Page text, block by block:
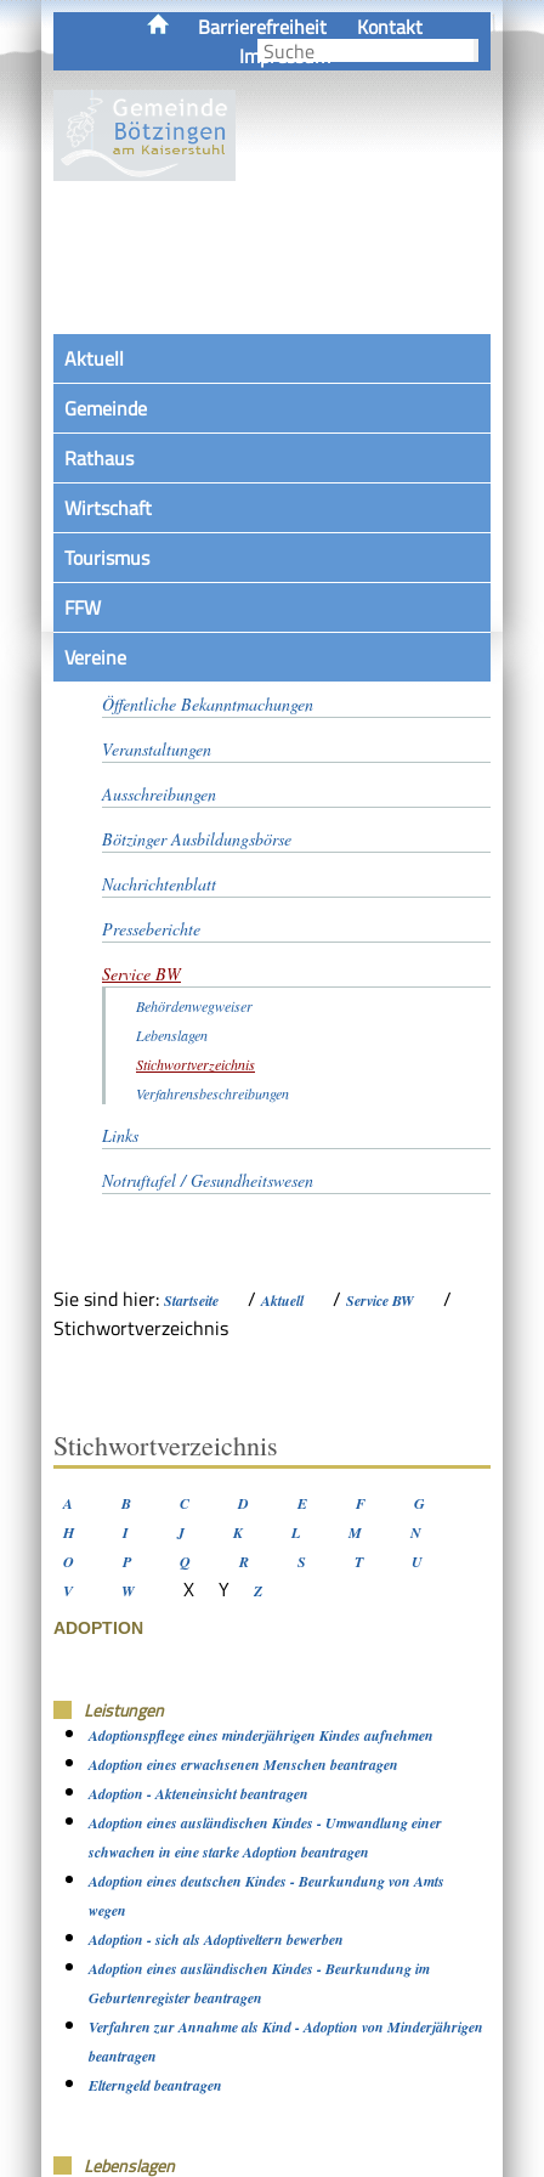
Barrierefreiheit
Kontakt
Impressum
Aktuell
Gemeinde
Rathaus
Wirtschaft
Tourismus
FFW
VereineSatzungen
Öffentliche Bekanntmachungen
Veranstaltungen
Ausschreibungen
Bötzinger Ausbildungsbörse
Nachrichtenblatt
Presseberichte
Service BW
Behördenwegweiser
Lebenslagen
Stichwortverzeichnis
Verfahrensbeschreibungen
Links
Notruftafel / Gesundheitswesen
Sie sind hier: Startseite /Aktuell / Service BW
/
Stichwortverzeichnis
Stichwortverzeichnis
A B C D E F
G
H
I J K L M
N
O
P Q R S T
U
V
W X Y Z
ADOPTION
Leistungen
Adoptionspflege eines minderjährigen Kindes aufnehmen
Adoption eines erwachsenen Menschen beantragen
Adoption - Akteneinsicht beantragen
Adoption eines ausländischen Kindes - Umwandlung einer
schwachen in eine starke Adoption beantragen
Adoption eines deutschen Kindes - Beurkundung von Amts
wegen
Adoption - sich als Adoptiveltern bewerben
Adoption eines ausländischen Kindes - Beurkundung im
Geburtenregister beantragen
Verfahren zur Annahme als Kind - Adoption von Minderjährigen
beantragen
Elterngeld beantragen
Lebenslagen